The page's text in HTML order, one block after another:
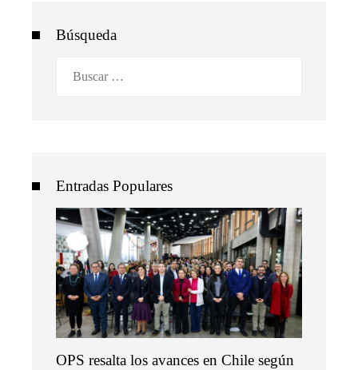
Búsqueda
Entradas Populares
OPS resalta los avances en Chile según